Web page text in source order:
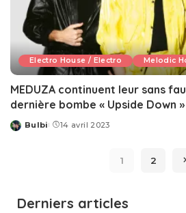
Electro House / Electro Melodic
MEDUZA continuent leur sans
dernière bombe « Upside Down »
Posted
Bulbi 14 avril 2023
1 2
Derniers articles